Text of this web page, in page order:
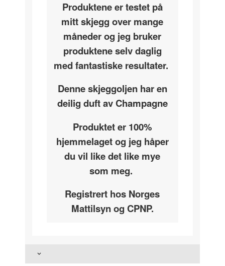
Produktene er testet på
mitt skjegg over mange
måneder og jeg bruker
produktene selv daglig
med fantastiske resultater.
Denne skjeggoljen har en
deilig duft av Champagne
Produktet er 100%
hjemmelaget og jeg håper
du vil like det like mye
som meg.
Registrert hos Norges
Mattilsyn og CPNP.